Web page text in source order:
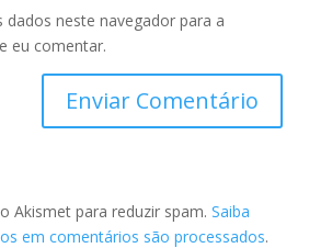
dados neste navegador para a
eu comentar.
Akismet para reduzir spam. Saiba
em comentários são processados.